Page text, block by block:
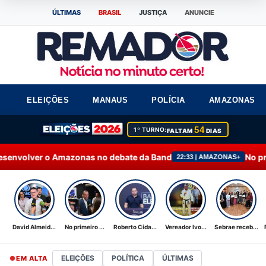
ÚLTIMAS BRASIL JUSTIÇA ANUNCIE
ELEIÇÕES MANAUS POLÍCIA AMAZONAS
1º TURNO:FALTAM54DIAS
no debate da Band 22:33 | AMAZONAS+ No primeiro debate,
David Almeid... No primeiro ... Roberto Cida... Vereador Ivo... Sebrae receb...
EM ALTA ELEIÇÕES POLÍTICA ÚLTIMAS